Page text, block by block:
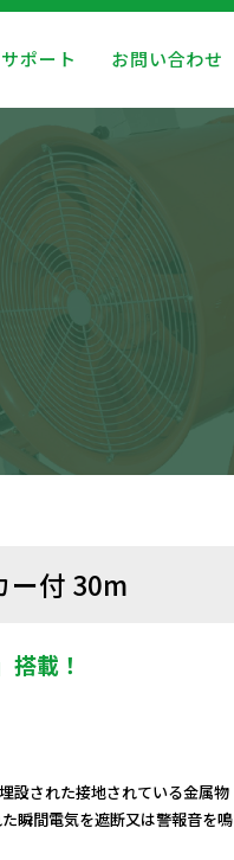
サポート お問い合わせ
ー付 30m
載！
設された接地されている金属物
瞬間電気を遮断又は警報音を鳴